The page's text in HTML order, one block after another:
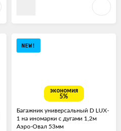
NEW!
экономия
5%
Багажник универсальный D LUX-
1 на иномарки с дугами 1,2м
Аэро-Овал 53мм